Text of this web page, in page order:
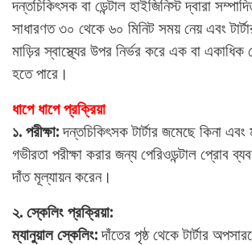
দন্তচিকিৎসক বা ডেন্টাল হাইজিনিস্ট দ্বারা
সাধারণত ৩০ থেকে ৬০ মিনিট সময় নেয় এবং
মাড়ির স্বাস্থ্যের উপর নির্ভর করে এক বা
হতে পারে।
ধাপে ধাপে প্রক্রিয়া
১. পরীক্ষা:দন্তচিকিৎসক টার্টার জমেছে কিনা এবং
গভীরতা পরীক্ষা করার জন্য পেরিওডন্টাল প্রোব
দাঁত মূল্যায়ন করেন।
২. স্কেলিং প্রক্রিয়া:
ম্যানুয়াল স্কেলিং:দাঁতের পৃষ্ঠ থেকে টার্টার